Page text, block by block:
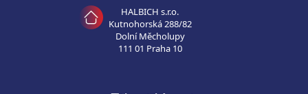
HALBICH s.r.o.
Kutnohorská 288/82
Dolní Měcholupy
111 01 Praha 10